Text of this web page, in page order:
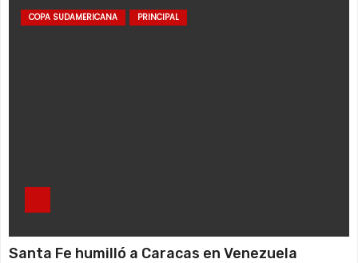
COPA SUDAMERICANA PRINCIPAL
Santa Fe humilló a Caracas en Venezuela